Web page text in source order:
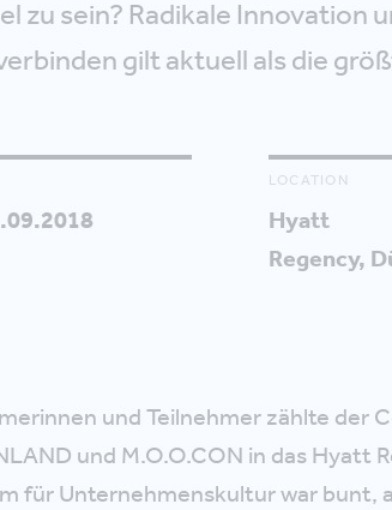
zu sein? Radikale Innovation
gilt aktuell als die
LOCATION
Hyatt
Regency,
und Teilnehmer zählte der
und M.O.O.CON in das Hyatt
für Unternehmenskultur war bunt,